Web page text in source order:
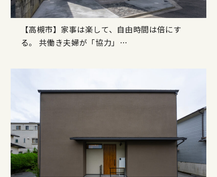
【高槻市】家事は楽して、自由時間は倍にす
る。 共働き夫婦が「協力」…